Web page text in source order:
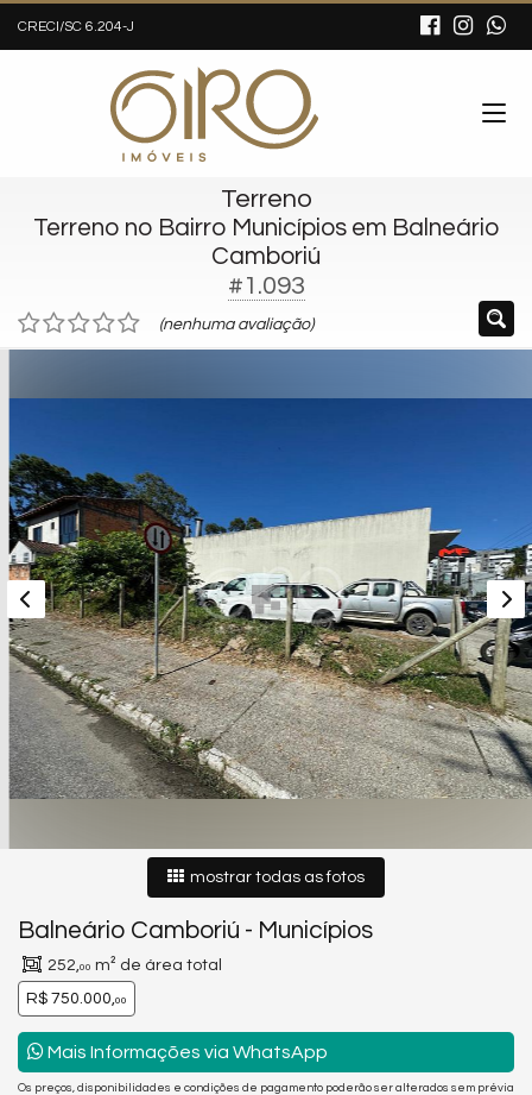
CRECI/SC 6.204-J
Terreno
Terreno no Bairro Municípios em Balneário
Camboriú
#1.093
(nenhuma avaliação)
mostrar todas as fotos
Balneário Camboriú - Municípios
252,00 m² de área total
R$ 750.000,00
Mais Informações via WhatsApp
Os preços, disponibilidades e condições de pagamento poderão ser alterados sem prévia